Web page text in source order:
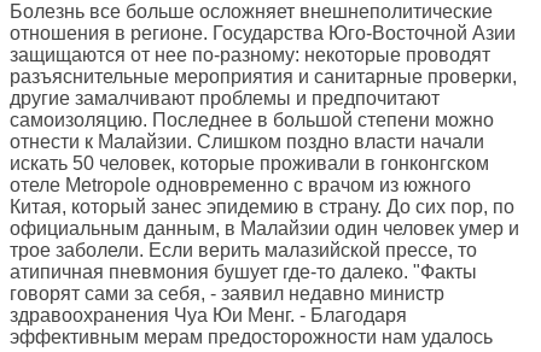
Болезнь все больше осложняет внешнеполитические
отношения в регионе. Государства Юго-Восточной Азии
защищаются от нее по-разному: некоторые проводят
разъяснительные мероприятия и санитарные проверки,
другие замалчивают проблемы и предпочитают
самоизоляцию. Последнее в большой степени можно
отнести к Малайзии. Слишком поздно власти начали
искать 50 человек, которые проживали в гонконгском
отеле Metropole одновременно с врачом из южного
Китая, который занес эпидемию в страну. До сих пор, по
официальным данным, в Малайзии один человек умер и
трое заболели. Если верить малазийской прессе, то
атипичная пневмония бушует где-то далеко. "Факты
говорят сами за себя, - заявил недавно министр
здравоохранения Чуа Юи Менг. - Благодаря
эффективным мерам предосторожности нам удалось